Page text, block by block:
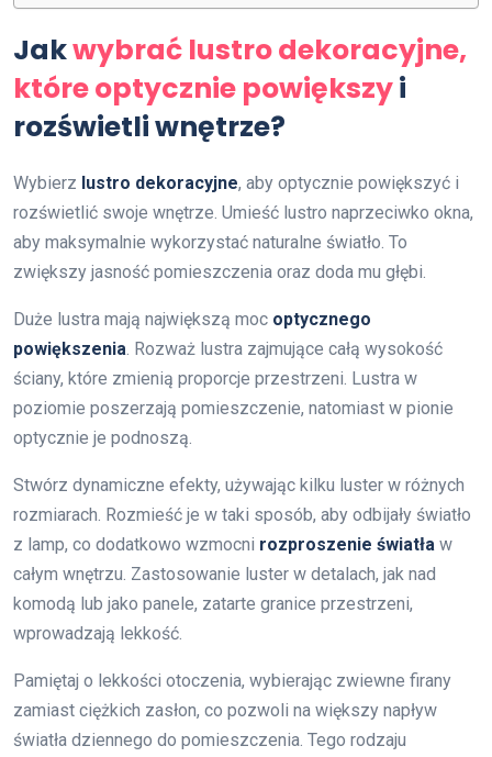
Jakwybrać lustro dekoracyjne,
które optycznie powiększyi
rozświetli wnętrze?
Wybierz lustro dekoracyjne, aby optycznie powiększyć i
rozświetlić swoje wnętrze. Umieść lustro naprzeciwko okna,
aby maksymalnie wykorzystać naturalne światło. To
zwiększy jasność pomieszczenia oraz doda mu głębi.
Duże lustra mają największą moc optycznego
powiększenia. Rozważ lustra zajmujące całą wysokość
ściany, które zmienią proporcje przestrzeni. Lustra w
poziomie poszerzają pomieszczenie, natomiast w pionie
optycznie je podnoszą.
Stwórz dynamiczne efekty, używając kilku luster w różnych
rozmiarach. Rozmieść je w taki sposób, aby odbijały światło
z lamp, co dodatkowo wzmocni rozproszenie światła w
całym wnętrzu. Zastosowanie luster w detalach, jak nad
komodą lub jako panele, zatarte granice przestrzeni,
wprowadzają lekkość.
Pamiętaj o lekkości otoczenia, wybierając zwiewne firany
zamiast ciężkich zasłon, co pozwoli na większy napływ
światła dziennego do pomieszczenia. Tego rodzaju